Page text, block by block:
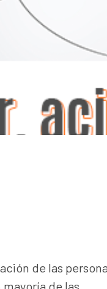
de las
de las